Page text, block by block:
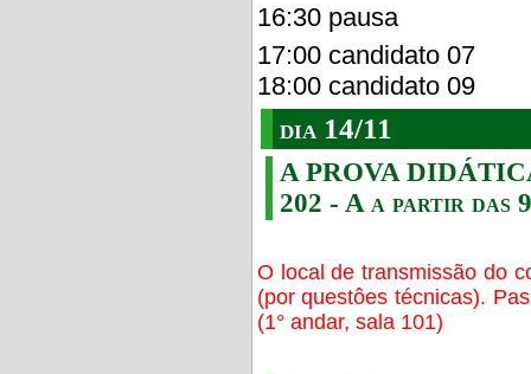
16:30 pausa
17:00 candidato 07
18:00 candidato 09
dia 14/11
A PROVA
202 - A a partir das
O local de transmissão do
(por questôes técnicas).
(1° andar, sala 101)